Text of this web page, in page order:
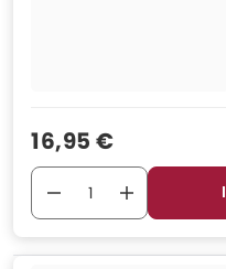
Verkaufspreis
16,95 €